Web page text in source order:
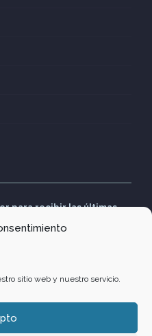
sitio web y nuestro servicio.
para recibir las últimas